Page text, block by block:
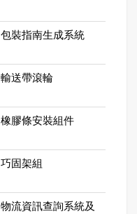
包裝指南生成系統
輸送帶滾輪
橡膠條安裝組件
巧固架組
物流資訊查詢系統及